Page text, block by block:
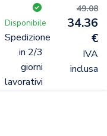
Disponibile
Spedizione
in 2/3
giorni
lavorativi
49.08
34.36
€
IVA
inclusa